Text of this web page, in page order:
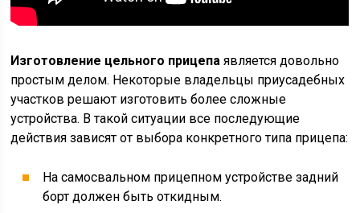
Изготовление цельного прицепа является довольно
простым делом. Некоторые владельцы приусадебных
участков решают изготовить более сложные
устройства. В такой ситуации все последующие
действия зависят от выбора конкретного типа прицепа:
На самосвальном прицепном устройстве задний
борт должен быть откидным.